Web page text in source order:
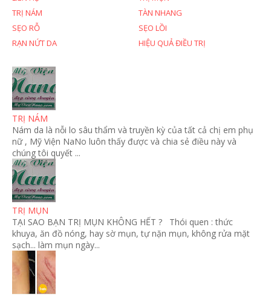
TRỊ NÁM
TÀN NHANG
SẸO RỖ
SẸO LỒI
RẠN NỨT DA
HIỆU QUẢ ĐIỀU TRỊ
TRỊ NÁM
Nám da là nỗi lo sâu thẩm và truyền kỳ của tất cả chị em phụ
nữ , Mỹ Viện NaNo luôn thấy được và chia sẻ điều này và
chúng tôi quyết ...
TRỊ MỤN
TẠI SAO BẠN TRỊ MỤN KHÔNG HẾT ? Thói quen : thức
khuya, ăn đồ nóng, hay sờ mụn, tự nặn mụn, không rửa mặt
sạch... làm mụn ngày...